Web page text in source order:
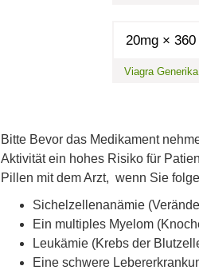
20mg ×
Viagra
Bitte Bevor das Medikament
Aktivität ein hohes Risiko für
Pillen mit dem Arzt, wenn Sie
Sichelzellenanämie
Ein multiples Myelom
Leukämie (Krebs der
Eine schwere